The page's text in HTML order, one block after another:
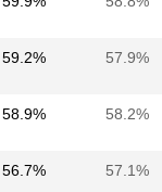
59.2% 57.9%
58.9% 58.2%
56.7% 57.1%